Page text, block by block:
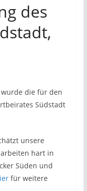
des
die für den
Südstadt
unsere
hart in
Süden und
für weitere